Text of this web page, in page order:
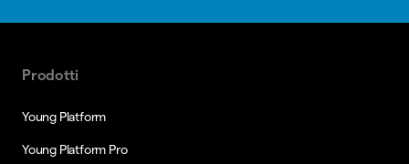
Prodotti
Young Platform
Young Platform Pro